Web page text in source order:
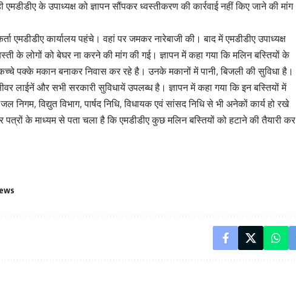
के उपाध्यक्ष को ज्ञापन सौंपकर ध्वस्तीकरण की कार्रवाई नहीं किए जाने की मांग
एमडीडीए कार्यालय पहंचे। वहां पर जमकर नारेबाजी की। बाद में एमडीडीए उपाध्यक्ष
के लोगों को बेघर ना करने की मांग की गई। ज्ञापन में कहा गया कि मलिन बस्तियों के
पक्के मकान बनाकर निवास कर रहे है। उनके मकानों में पानी, बिजली की सुविधा है।
लाईनें और सभी सरकारी सुविधायें उपलब्ध है। ज्ञापन में कहा गया कि इन बस्तियों में
निगम, विद्युत विभाग, पार्षद निधि, विधायक एवं सांसद निधि से भी अनेकों कार्य हो रखे
पत्रों के माध्यम से पता चला है कि एमडीडीए कुछ मलिन बस्तियों को हटाने की तैयारी कर